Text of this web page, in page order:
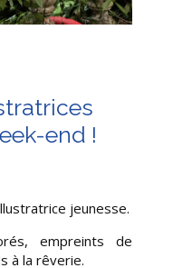
end !
jeunesse.
empreints de
à la rêverie.